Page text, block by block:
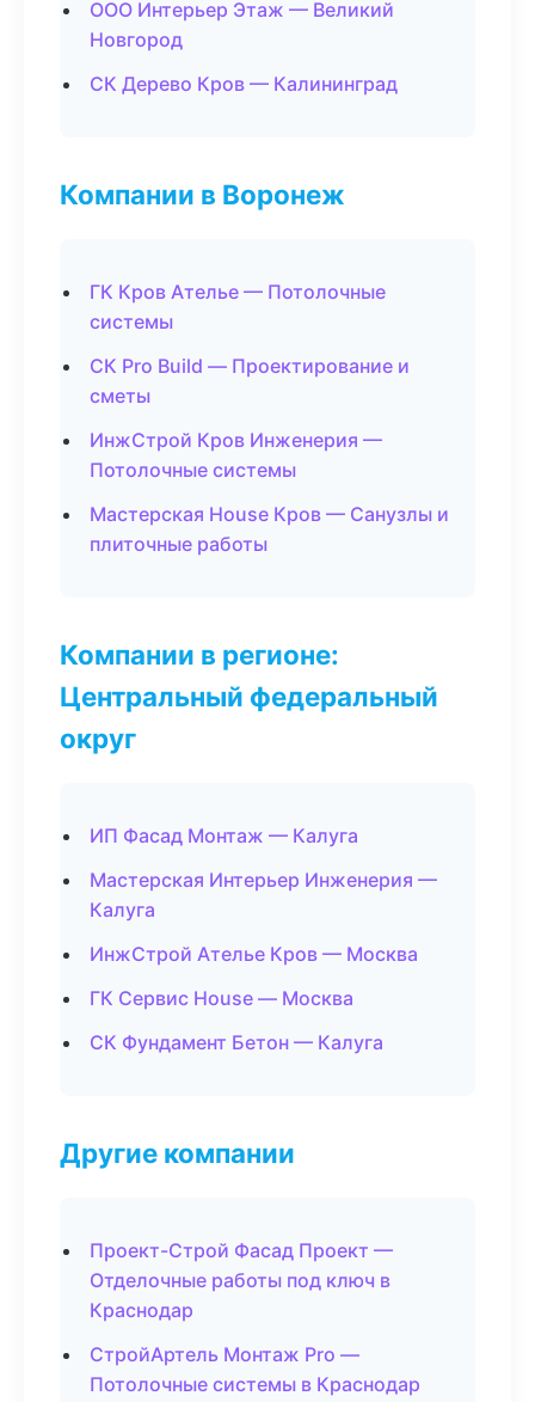
ООО Интерьер Этаж — Великий
Новгород
СК Дерево Кров — Калининград
Компании в Воронеж
ГК Кров Ателье — Потолочные
системы
СК Pro Build — Проектирование и
сметы
ИнжСтрой Кров Инженерия —
Потолочные системы
Мастерская House Кров — Санузлы и
плиточные работы
Компании в регионе:
Центральный федеральный
округ
ИП Фасад Монтаж — Калуга
Мастерская Интерьер Инженерия —
Калуга
ИнжСтрой Ателье Кров — Москва
ГК Сервис House — Москва
СК Фундамент Бетон — Калуга
Другие компании
Проект-Строй Фасад Проект —
Отделочные работы под ключ в
Краснодар
СтройАртель Монтаж Pro —
Потолочные системы в Краснодар